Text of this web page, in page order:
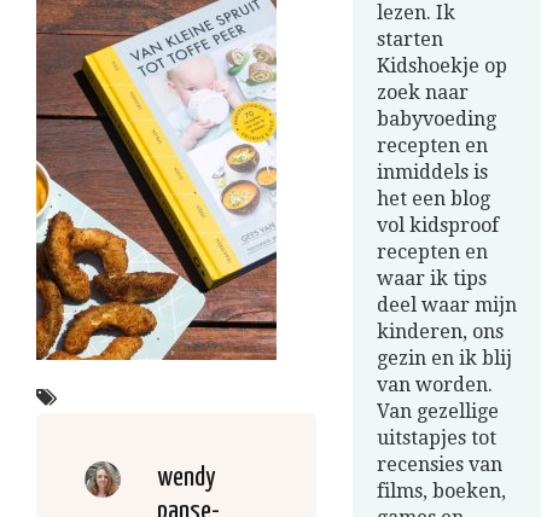
wendy
lezen. Ik
starten
Kidshoekje op
zoek naar
babyvoeding
recepten en
inmiddels is
het een blog
vol kidsproof
recepten en
waar ik tips
deel waar mijn
kinderen, ons
gezin en ik blij
van worden.
Van gezellige
uitstapjes tot
recensies van
films, boeken,